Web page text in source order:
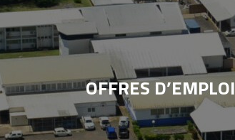
OFFRES D’EMPLOI